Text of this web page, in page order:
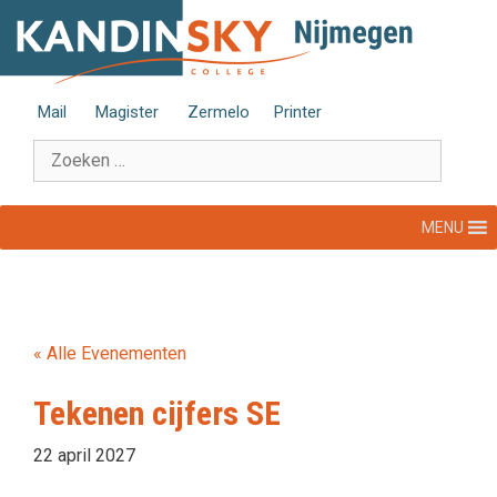
naar
Mail Magister Zermelo Printer
Zoek
naar:
MENU
« Alle Evenementen
Tekenen cijfers SE
22 april 2027